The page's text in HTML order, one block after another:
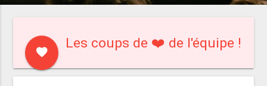
favorite
Les coups de ❤️ de l'équipe !